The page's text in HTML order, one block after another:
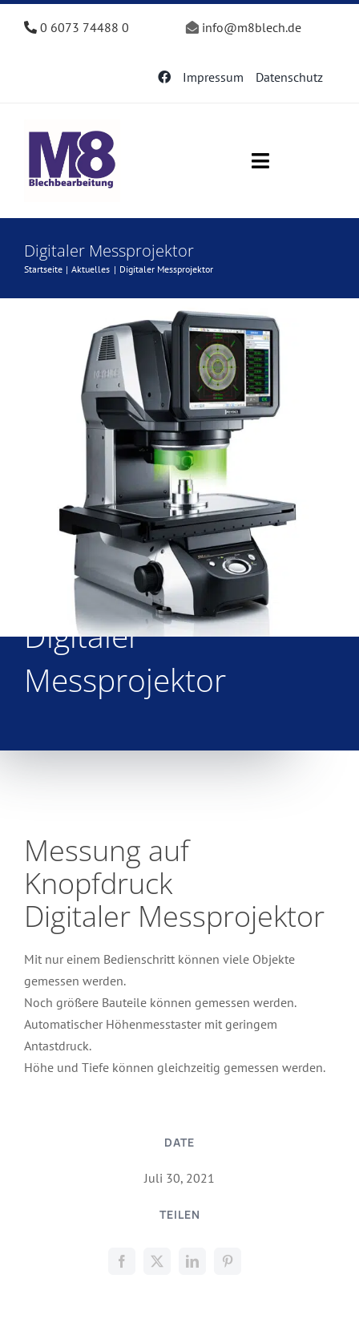
Inhalt 0 6073 74488 0 info@m8blech.de
Impressum Datenschutz
Toggle
Einpressbefestiger
Digitaler Messprojektor
Startseite Aktuelles Digitaler Messprojektor
Digitaler
Messprojektor
DATE
Juli 30, 2021
TEILEN
Messung auf
Knopfdruck
Digitaler Messprojektor
Mit nur einem Bedienschritt können viele Objekte
gemessen werden.
Noch größere Bauteile können gemessen werden.
Automatischer Höhenmesstaster mit geringem
Antastdruck.
Höhe und Tiefe können gleichzeitig gemessen werden.